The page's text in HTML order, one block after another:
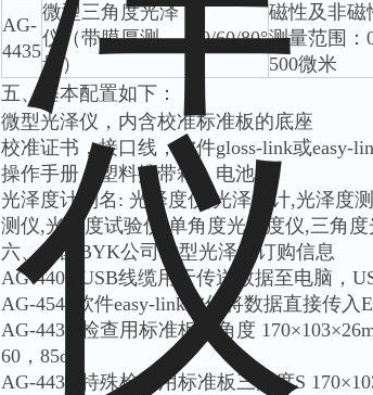
AG-
4435
微型三角度光泽
仪（带膜厚测
量）
20/60/80°
磁性及非磁
测量范围：
500微米
五、
基本配置如下：
微型光泽仪，内含校准标准板的底座
校准证书，接口线，软件gloss-link或easy-
操作手册，塑料携带箱，电池
光泽度计别名: 光泽度仪,光泽度计,光泽度
测仪,光泽度试验仪,单角度光泽度仪,三角
六、德国BYK公司微型光泽仪订购信息
AG-4405 USB线缆用于传送数据至电脑，
AG-4545软件easy-link软件将数据直接传入
AG-4434 检查用标准板三角度
60，85o
AG-4438 特殊检查用标准板三角度S